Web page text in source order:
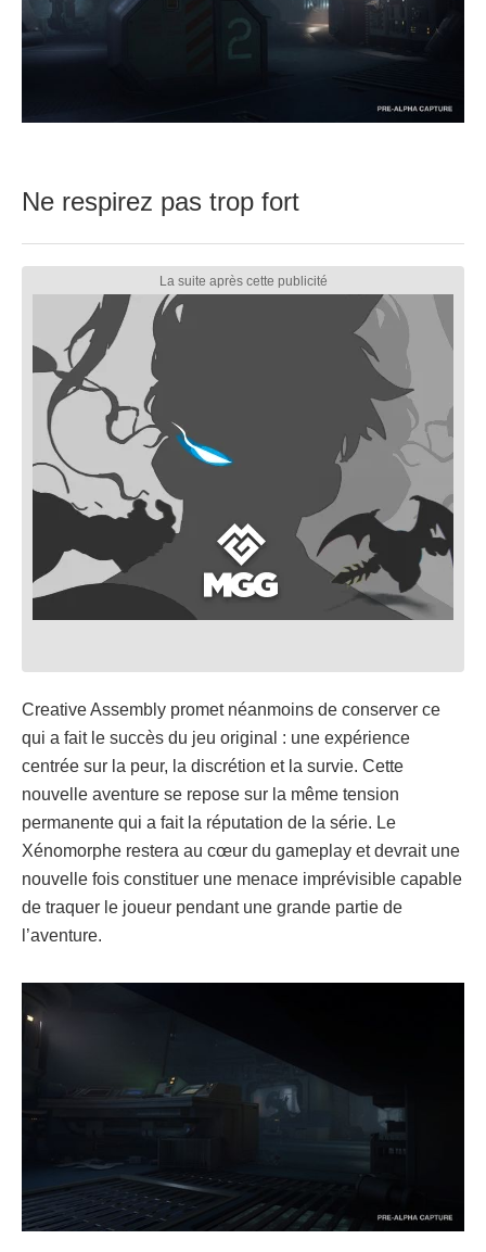
Ne respirez pas trop fort
Creative Assembly promet néanmoins de conserver ce
qui a fait le succès du jeu original : une expérience
centrée sur la peur, la discrétion et la survie. Cette
nouvelle aventure se repose sur la même tension
permanente qui a fait la réputation de la série. Le
Xénomorphe restera au cœur du gameplay et devrait une
nouvelle fois constituer une menace imprévisible capable
de traquer le joueur pendant une grande partie de
l’aventure.